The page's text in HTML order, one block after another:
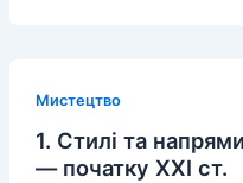
Мистецтво
1. Стилі та
— початку XXI ст.